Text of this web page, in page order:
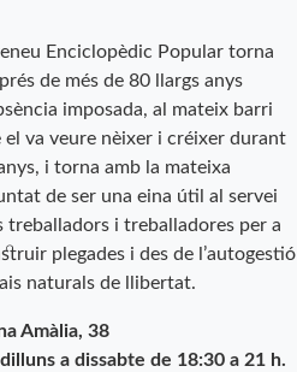
Enciclopèdic Popular torna
de més de 80 llargs anys
imposada, al mateix barri
el va veure nèixer i créixer durant
i torna amb la mateixa
de ser una eina útil al servei
treballadors i treballadores per a
plegades i des de l’autogestió
naturals de llibertat.
Amàlia, 38
a dissabte de 18:30 a 21 h.